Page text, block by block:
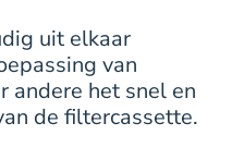
uit elkaar
van
andere het snel en
de filtercassette.